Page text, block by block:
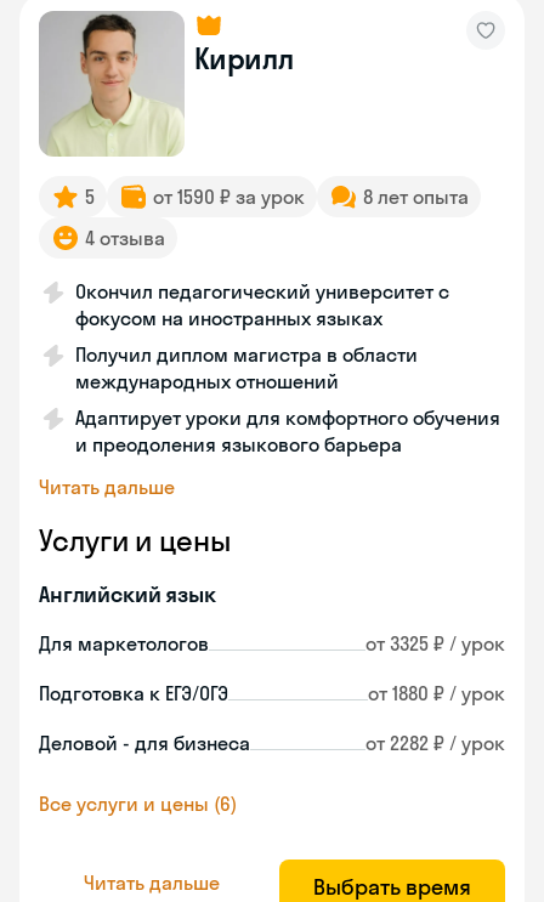
Кирилл
5 от 1590 ₽ за урок
8 лет опыта
4 отзыва
Окончил педагогический университет с
фокусом на иностранных языках
Получил диплом магистра в области
международных отношений
Адаптирует уроки для комфортного обучения
и преодоления языкового барьера
Читать дальше
Услуги и цены
Английский язык
Для маркетологов от 3325 ₽ / урок
Подготовка к ЕГЭ/ОГЭ от 1880 ₽ / урок
Деловой - для бизнеса от 2282 ₽ / урок
Все услуги и цены (6)
Читать дальше Выбрать время